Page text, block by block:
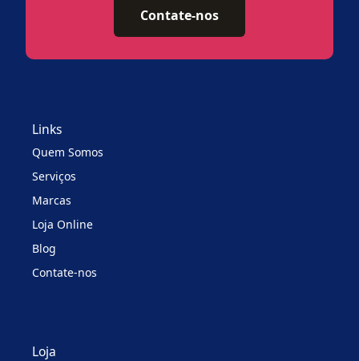
Contate-nos
Links
Quem Somos
Serviços
Marcas
Loja Online
Blog
Contate-nos
Loja